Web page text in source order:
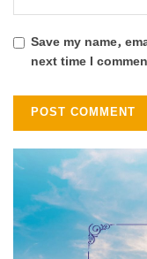
Save my name,
next time I